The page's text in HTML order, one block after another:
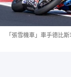
「張雪機車」車手德比